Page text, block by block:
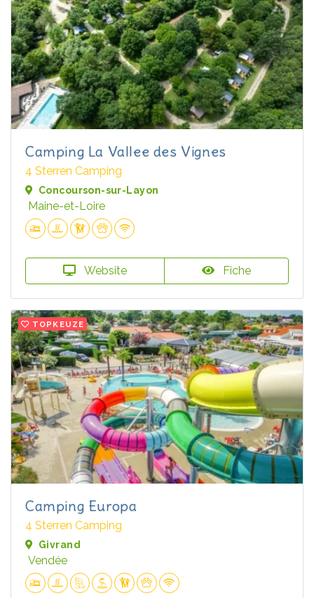
Camping La Vallee des Vignes
4 Sterren Camping
Concourson-sur-Layon
Maine-et-Loire
Website Fiche
TOPKEUZE
Camping Europa
4 Sterren Camping
Givrand
Vendée